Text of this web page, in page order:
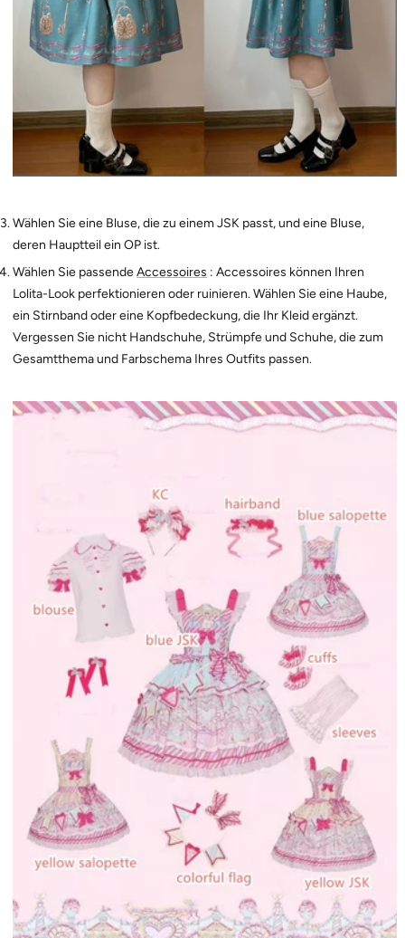
Wählen Sie eine Bluse, die zu einem JSK passt, und eine Bluse,
deren Hauptteil ein OP ist.
Wählen Sie passendeAccessoires : Accessoires können Ihren
Lolita-Look perfektionieren oder ruinieren. Wählen Sie eine Haube,
ein Stirnband oder eine Kopfbedeckung, die Ihr Kleid ergänzt.
Vergessen Sie nicht Handschuhe, Strümpfe und Schuhe, die zum
Gesamtthema und Farbschema Ihres Outfits passen.